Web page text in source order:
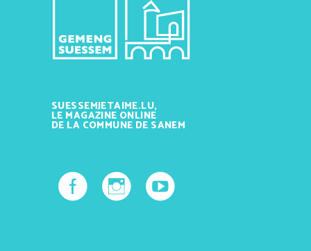
SUESSEMJETAIME.LU,
LE MAGAZINE ONLINE
DE LA COMMUNE DE SANEM